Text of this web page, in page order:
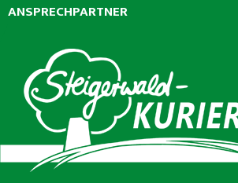
ANSPRECHPARTNER